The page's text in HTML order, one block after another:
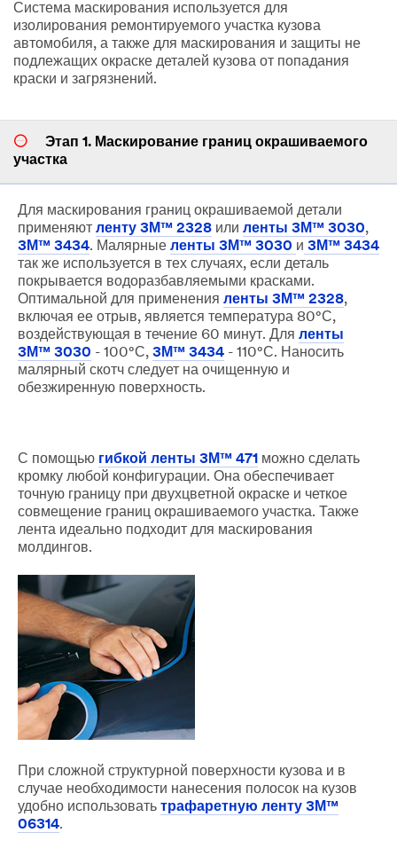
Система маскирования используется для
изолирования ремонтируемого участка кузова
автомобиля, а также для маскирования и защиты не
подлежащих окраске деталей кузова от попадания
краски и загрязнений.
Этап 1. Маскирование границ окрашиваемого
участка
Для маскирования границ окрашиваемой детали
применяют ленту 3М™ 2328 или ленты 3М™ 3030,
3М™ 3434. Малярные ленты 3М™ 3030 и 3М™ 3434
так же используется в тех случаях, если деталь
покрывается водоразбавляемыми красками.
Оптимальной для применения ленты 3М™ 2328,
включая ее отрыв, является температура 80°С,
воздействующая в течение 60 минут. Для ленты
3М™ 3030 - 100°С, 3М™ 3434 - 110°С. Наносить
малярный скотч следует на очищенную и
обезжиренную поверхность.
С помощью гибкой ленты 3М™ 471 можно сделать
кромку любой конфигурации. Она обеспечивает
точную границу при двухцветной окраске и четкое
совмещение границ окрашиваемого участка. Также
лента идеально подходит для маскирования
молдингов.
При сложной структурной поверхности кузова и в
случае необходимости нанесения полосок на кузов
удобно использовать трафаретную ленту 3М™
06314.